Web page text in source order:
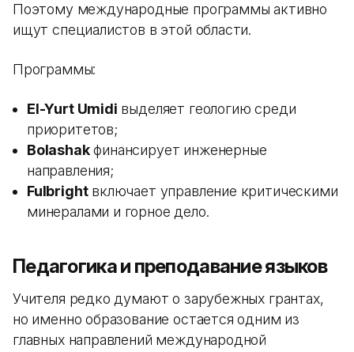
Поэтому международные программы активно
ищут специалистов в этой области.
Программы:
El-Yurt Umidi выделяет геологию среди
приоритетов;
Bolashakфинансирует инженерные
направления;
Fulbrightвключает управление критическими
минералами и горное дело.
Педагогика и преподавание языков
Учителя редко думают о зарубежных грантах,
но именно образование остается одним из
главных направлений международной